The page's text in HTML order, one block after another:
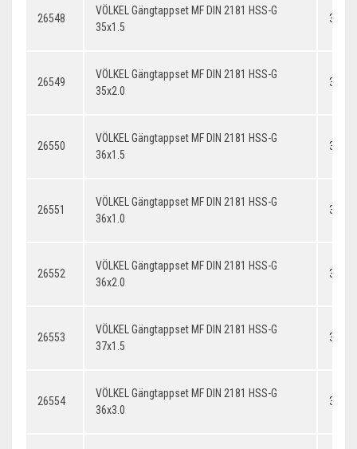
26548
VÖLKEL Gängtappset MF DIN 2181 HSS-G
35x1.5
26549
VÖLKEL Gängtappset MF DIN 2181 HSS-G
35x2.0
26550
VÖLKEL Gängtappset MF DIN 2181 HSS-G
36x1.5
26551
VÖLKEL Gängtappset MF DIN 2181 HSS-G
36x1.0
26552
VÖLKEL Gängtappset MF DIN 2181 HSS-G
36x2.0
26553
VÖLKEL Gängtappset MF DIN 2181 HSS-G
37x1.5
26554
VÖLKEL Gängtappset MF DIN 2181 HSS-G
36x3.0